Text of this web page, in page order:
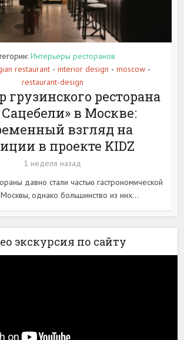
Интерьеры ресторанов
restaurant • interior design • moscow •
restaurant-design
грузинского ресторана
в Москве:
взгляд на
в проекте KIDZ
1 неделя назад
давно стали частью гастрономической
Москвы, однако большинство из них...
экскурсия по сайту